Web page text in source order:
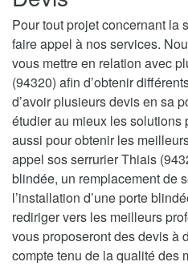
Pour tout projet concernant la
faire appel à nos services.
vous mettre en relation avec
(94320) afin d’obtenir
d’avoir plusieurs devis en sa
étudier au mieux les solutions
aussi pour obtenir les
appel sos serrurier Thiais
blindée, un remplacement de
l’installation d’une porte
rediriger vers les meilleurs
vous proposeront des devis à
compte tenu de la qualité des